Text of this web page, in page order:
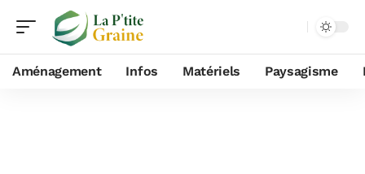
Aménagement Infos Matériels Paysagisme